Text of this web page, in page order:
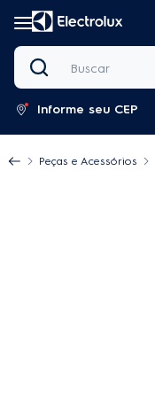
Buscar
Informe seu CEP
Peças e Acessórios